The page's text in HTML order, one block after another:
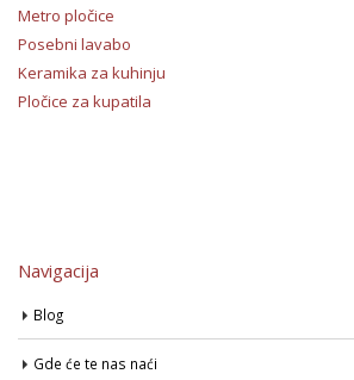
Metro pločice
Posebni lavabo
Keramika za kuhinju
Pločice za kupatila
Navigacija
Blog
Gde će te nas naći